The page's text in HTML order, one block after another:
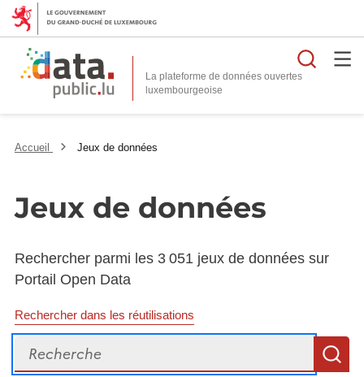
La plateforme de données ouvertes
Accueil Jeux de données
Jeux de données
Rechercher parmi les 3 051 jeux de données sur
Portail Open Data
Rechercher dans les réutilisations
Recherche